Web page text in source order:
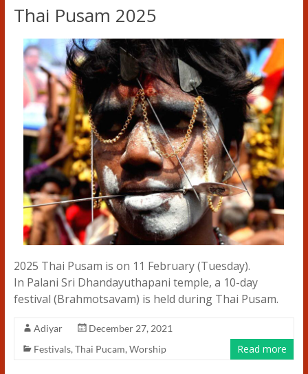
Thai Pusam 2025
2025 Thai Pusam is on 11 February (Tuesday).
In Palani Sri Dhandayuthapani temple, a 10-day
festival (Brahmotsavam) is held during Thai Pusam.
Adiyar
December 27, 2021
Festivals, Thai Pucam, Worship Read more